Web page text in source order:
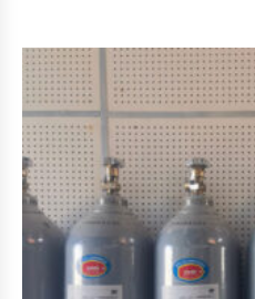
系统的增压,医疗成像,在MRI设
保护气体,气球充气,金属焊接。